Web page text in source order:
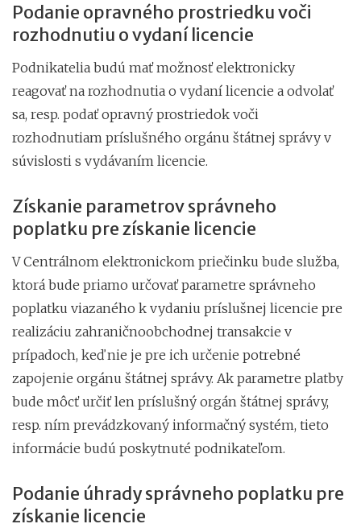
Podanie opravného prostriedku voči
rozhodnutiu o vydaní licencie
Podnikatelia budú mať možnosť elektronicky
reagovať na rozhodnutia o vydaní licencie a odvolať
sa, resp. podať opravný prostriedok voči
rozhodnutiam príslušného orgánu štátnej správy v
súvislosti s vydávaním licencie.
Získanie parametrov správneho
poplatku pre získanie licencie
V Centrálnom elektronickom priečinku bude služba,
ktorá bude priamo určovať parametre správneho
poplatku viazaného k vydaniu príslušnej licencie pre
realizáciu zahraničnoobchodnej transakcie v
prípadoch, keď nie je pre ich určenie potrebné
zapojenie orgánu štátnej správy. Ak parametre platby
bude môcť určiť len príslušný orgán štátnej správy,
resp. ním prevádzkovaný informačný systém, tieto
informácie budú poskytnuté podnikateľom.
Podanie úhrady správneho poplatku pre
získanie licencie